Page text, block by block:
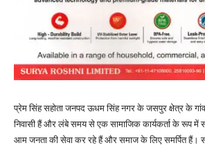
प्रेम सिंह सहोता जनपद ऊधम सिंह नगर के जसपुर क्षेत्र के
निवासी हैं और लंबे समय से एक सामाजिक कार्यकर्ता के रूप में
आम जनता की सेवा कर रहे हैं और समाज के लिए समर्पित हैं।